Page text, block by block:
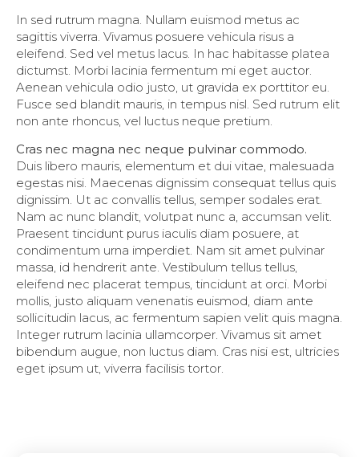
In sed rutrum magna. Nullam euismod metus ac
sagittis viverra. Vivamus posuere vehicula risus a
eleifend. Sed vel metus lacus. In hac habitasse platea
dictumst. Morbi lacinia fermentum mi eget auctor.
Aenean vehicula odio justo, ut gravida ex porttitor eu.
Fusce sed blandit mauris, in tempus nisl. Sed rutrum elit
non ante rhoncus, vel luctus neque pretium.
Cras nec magna nec neque pulvinar commodo.
Duis libero mauris, elementum et dui vitae, malesuada
egestas nisi. Maecenas dignissim consequat tellus quis
dignissim. Ut ac convallis tellus, semper sodales erat.
Nam ac nunc blandit, volutpat nunc a, accumsan velit.
Praesent tincidunt purus iaculis diam posuere, at
condimentum urna imperdiet. Nam sit amet pulvinar
massa, id hendrerit ante. Vestibulum tellus tellus,
eleifend nec placerat tempus, tincidunt at orci. Morbi
mollis, justo aliquam venenatis euismod, diam ante
sollicitudin lacus, ac fermentum sapien velit quis magna.
Integer rutrum lacinia ullamcorper. Vivamus sit amet
bibendum augue, non luctus diam. Cras nisi est, ultricies
eget ipsum ut, viverra facilisis tortor.